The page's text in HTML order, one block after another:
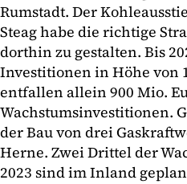
Rumstadt. Der
Steag habe die richtige
dorthin zu gestalten. Bis
Investitionen in Höhe von
entfallen allein 900 Mio.
Wachstumsinvestitionen.
der Bau von drei
Herne. Zwei Drittel der
2023 sind im Inland